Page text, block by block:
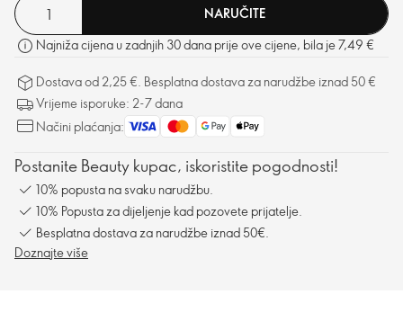
NARUČITE
Najniža cijena u zadnjih 30 dana prije ove cijene, bila je 7,49 €
Dostava od 2,25 €. Besplatna dostava za narudžbe iznad 50 €
Vrijeme isporuke: 2-7 dana
Načini plaćanja:
Postanite Beauty kupac, iskoristite pogodnosti!
10% popusta na svaku narudžbu.
10% Popusta za dijeljenje kad pozovete prijatelje.
Besplatna dostava za narudžbe iznad 50€.
Doznajte više